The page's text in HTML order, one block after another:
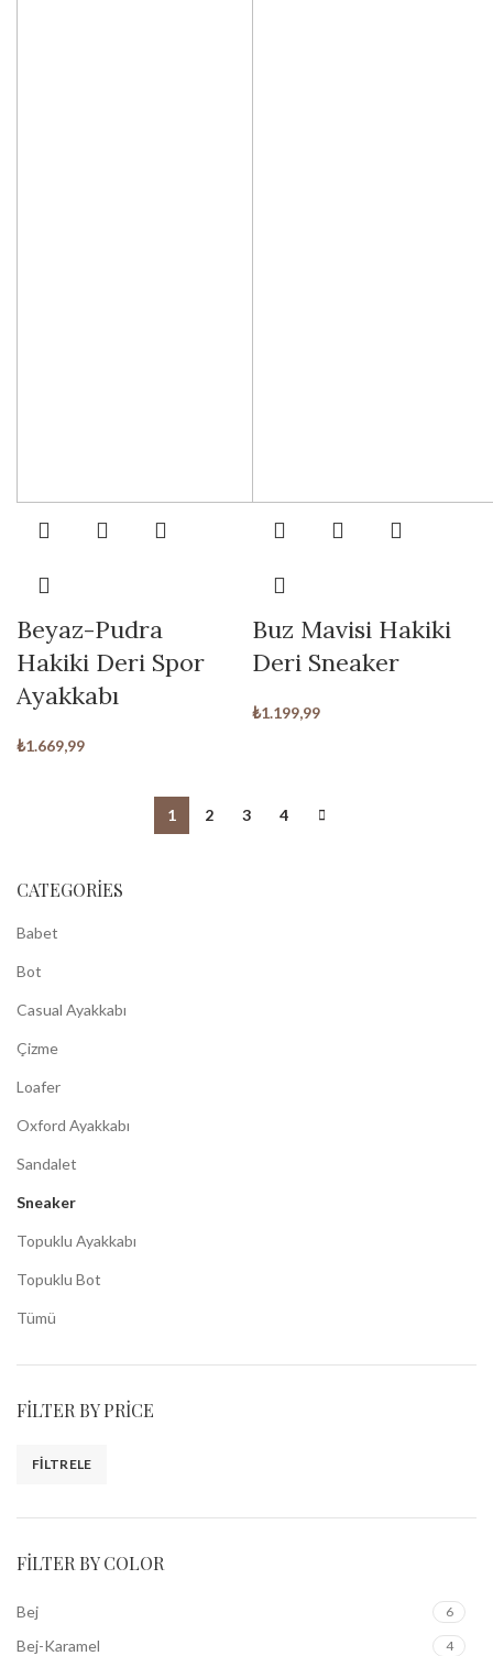
CATEGORIES
Babet
Bot
Casual Ayakkabı
Çizme
Loafer
Oxford Ayakkabı
Sandalet
Sneaker
Topuklu Ayakkabı
Topuklu Bot
Tümü
FILTER BY PRICE
FILTRELE
FILTER BY COLOR
Bej 6
Bej-Karamel 4
Beyaz-Pudra
Hakiki Deri Spor
Ayakkabı
₺1.669,99
Buz Mavisi Hakiki
Deri Sneaker
₺1.199,99
1 2 3 4